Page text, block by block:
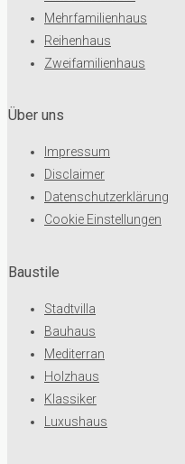
Mehrfamilienhaus
Reihenhaus
Zweifamilienhaus
Baustile
Stadtvilla
Bauhaus
Mediterran
Holzhaus
Klassiker
Luxushaus
Über uns
Impressum
Disclaimer
Datenschutzerklärung
Cookie Einstellungen